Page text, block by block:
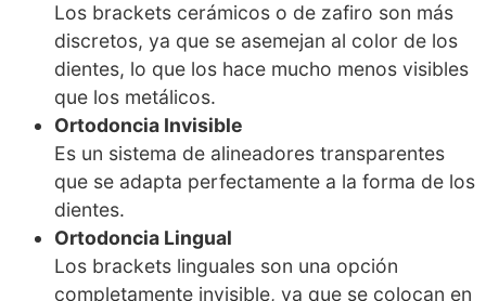
Los brackets cerámicos o de zafiro son más
discretos, ya que se asemejan al color de los
dientes, lo que los hace mucho menos visibles
que los metálicos.
Ortodoncia Invisible
Es un sistema de alineadores transparentes
que se adapta perfectamente a la forma de los
dientes.
Ortodoncia Lingual
Los brackets linguales son una opción
completamente invisible, ya que se colocan en